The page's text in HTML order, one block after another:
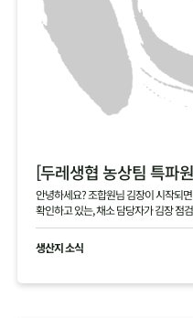
안녕하세요? 조합원님 김장이 시작되
확인하고 있는, 채소 담당자가 김장 점
니다 .
생산지 소식